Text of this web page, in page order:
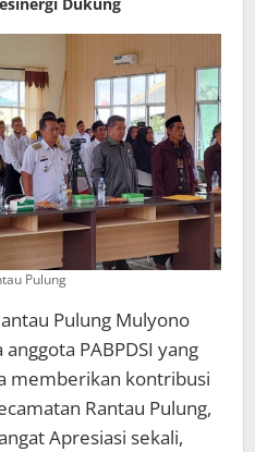
Pulung
Pulung Mulyono
PABPDSI yang
memberikan kontribusi
Rantau Pulung,
Apresiasi sekali,